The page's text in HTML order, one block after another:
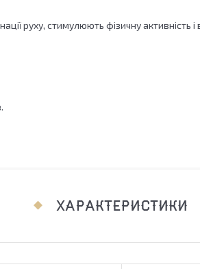
руху, стимулюють фізичну активність
ХАРАКТЕРИСТИКИ